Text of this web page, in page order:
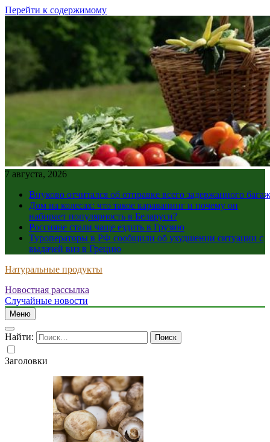
Перейти к содержимому
7 августа, 2026
Внуково отчитался об отправке всего задержанного
Дом на колесах: что такое караванинг и почему он
набирает популярность в Беларуси?
Россияне стали чаще ездить в Грузию
Туроператоры в РФ сообщили об ухудшении ситуации с
выдачей виз в Грецию
Натуральные продукты
Новостная рассылка
Случайные новости
Меню
Найти:
Заголовки